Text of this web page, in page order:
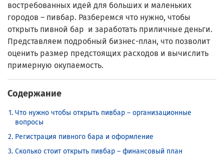
востребованных идей для больших и маленьких
городов – пивбар. Разберемся что нужно, чтобы
открыть пивной бар и заработать приличные деньги.
Представляем подробный бизнес-план, что позволит
оценить размер предстоящих расходов и вычислить
примерную окупаемость.
Содержание
Что нужно чтобы открыть пивбар – организационные
вопросы
Регистрация пивного бара и оформление
Сколько стоит открыть пивбар – финансовый план